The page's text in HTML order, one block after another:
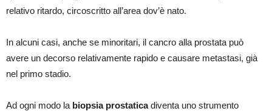
relativo ritardo, circoscritto all’area dov’è nato.
In alcuni casi, anche se minoritari, il cancro alla prostata può
avere un decorso relativamente rapido e causare metastasi, già
nel primo stadio.
Ad ogni modo la biopsia prostaticadiventa uno strumento